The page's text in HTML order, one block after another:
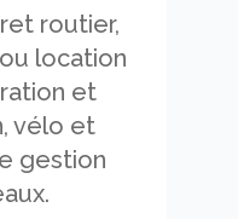
routier,
location
et
vélo et
gestion